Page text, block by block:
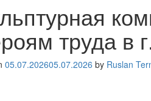
труда в
05.07.202605.07.2026 by Ruslan